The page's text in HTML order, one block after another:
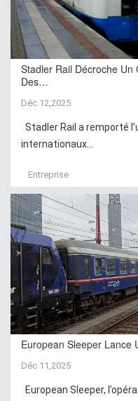
Stadler Rail Décroche
Des…
Déc 12,2025
Stadler Rail a remporté
internationaux...
Entreprise
European Sleeper Lance
Déc 11,2025
European Sleeper,